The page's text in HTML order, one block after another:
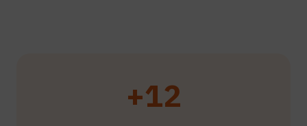
12+